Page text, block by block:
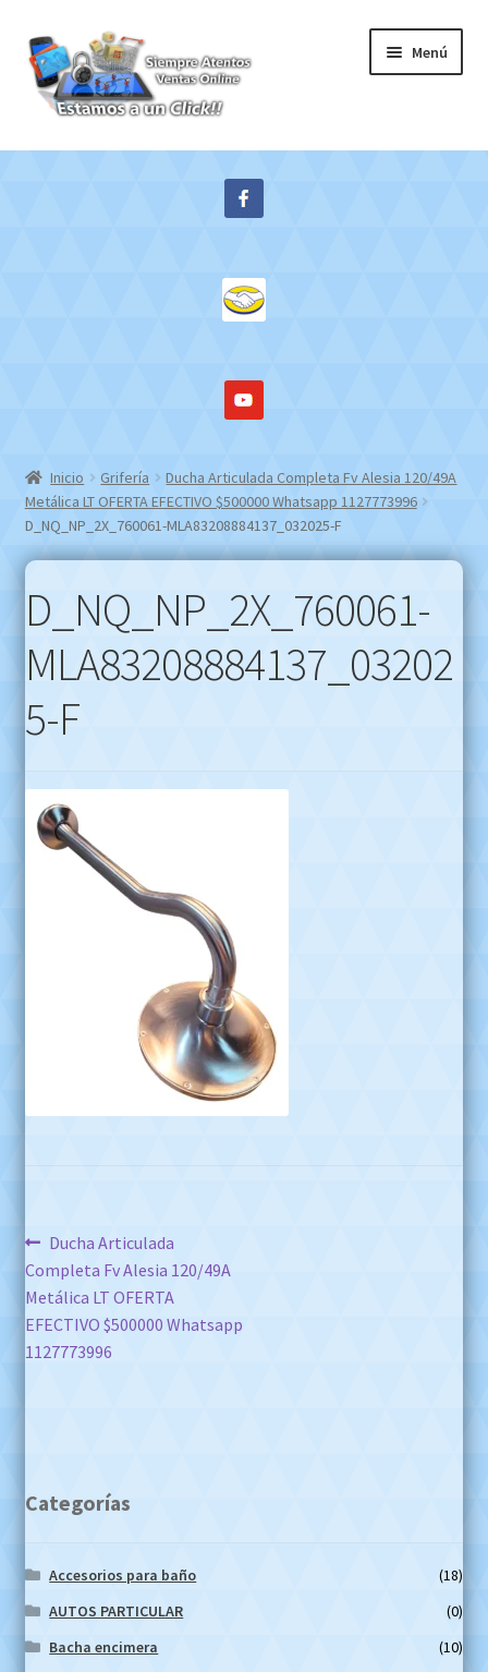
Ir
a
la
navegación
Ir
al
contenido
Menú
Inicio
Inicio Grifería
Ducha Articulada Completa Fv Alesia 120/49A
Metálica LT OFERTA EFECTIVO $500000 Whatsapp 1127773996
D_NQ_NP_2X_760061-MLA83208884137_032025-F
D_NQ_NP_2X_760061-
MLA83208884137_03202
5-F
Navegación
de
entradas
Anterior:
Ducha Articulada
Completa Fv Alesia 120/49A
Metálica LT OFERTA
EFECTIVO $500000 Whatsapp
1127773996
Categorías
Accesorios para baño
(18)
AUTOS PARTICULAR
(0)
Bacha encimera
(10)